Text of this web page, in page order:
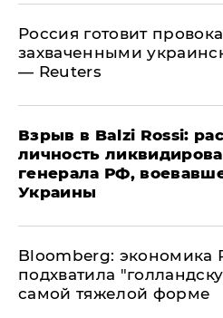
​Россия готовит
захваченными
— Reuters
​Взрыв в Balzi Rossi:
личность
генерала РФ,
Украины
Bloomberg: экономика
подхватила
самой тяжелой форме